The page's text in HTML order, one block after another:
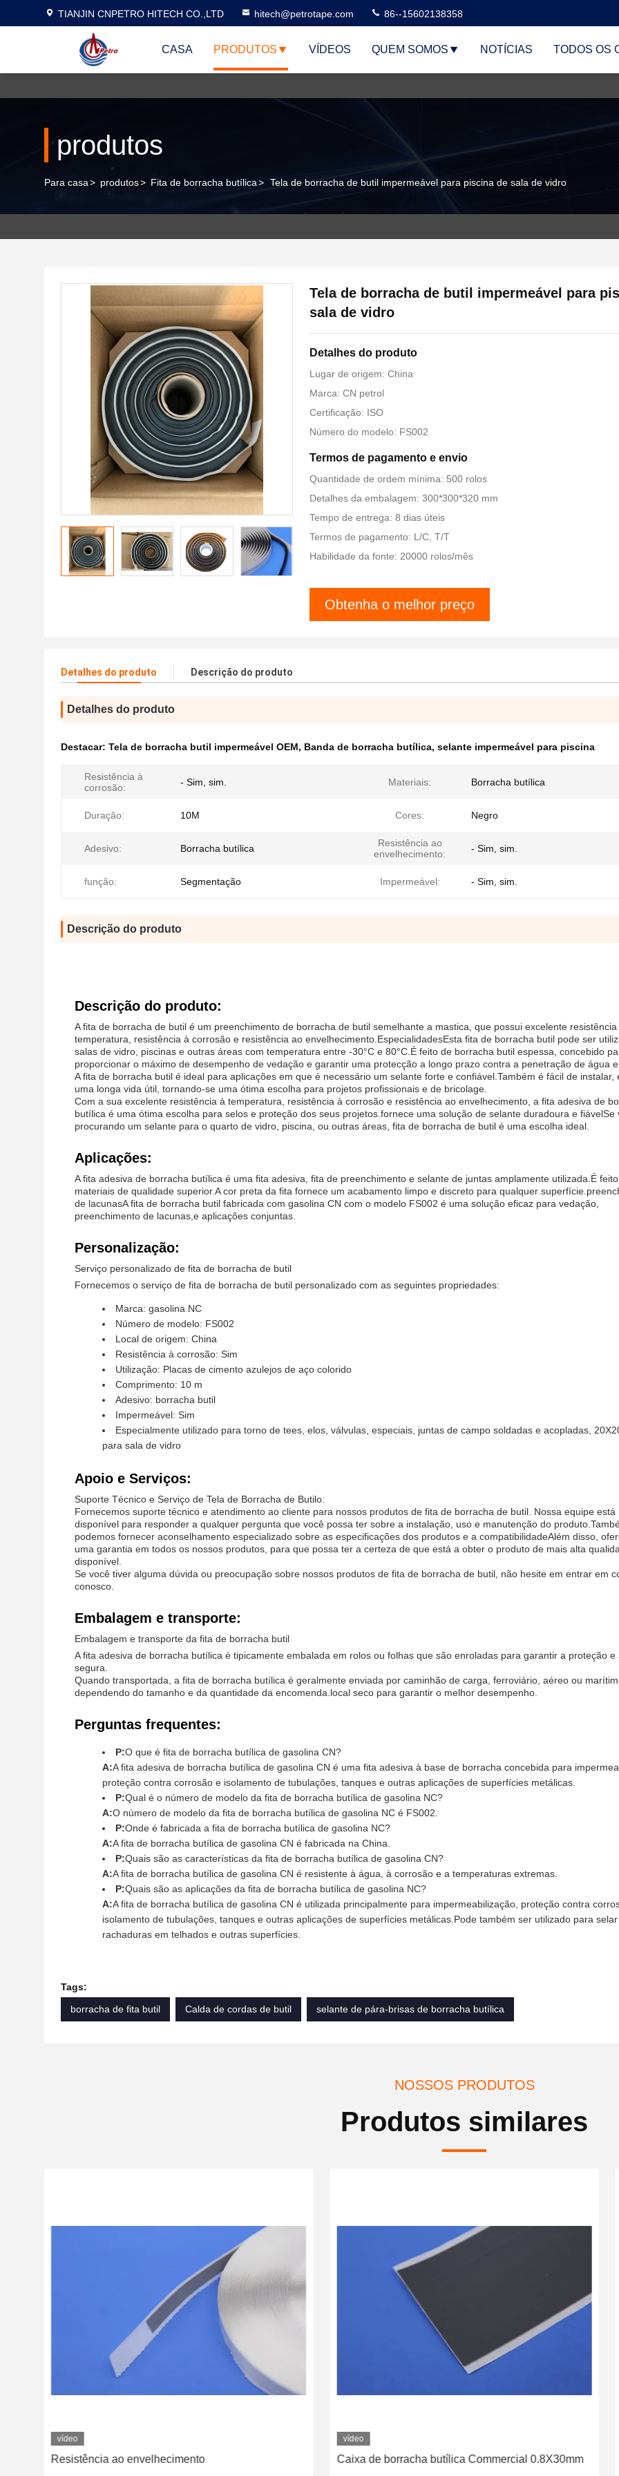
TIANJIN CNPETRO HITECH CO.,LTD hitech@petrotape.com 86--15602138358
CASA PRODUTOS VÍDEOS QUEM SOMOS NOTÍCIAS TODOS OS
produtos
Para casa> produtos> Fita de borracha butílica> Tela de borracha de butil impermeável para piscina de sala de vidro
Tela de borracha de butil impermeável para
sala de vidro
Detalhes do produto
Lugar de origem: China
Marca: CN petrol
Certificação: ISO
Número do modelo: FS002
Termos de pagamento e envio
Quantidade de ordem mínima: 500 rolos
Detalhes da embalagem: 300*300*320 mm
Tempo de entrega: 8 dias úteis
Termos de pagamento: L/C, T/T
Habilidade da fonte: 20000 rolos/mês
Obtenha o melhor preço
Detalhes do produto Descrição do produto
Detalhes do produto
Destacar: Tela de borracha butil impermeável OEM, Banda de borracha butílica, selante impermeável para piscina
Resistência à
corrosão:
- Sim, sim. Materiais: Borracha butílica
Duração: 10M Cores: Negro
Adesivo: Borracha butílica
Resistência ao
envelhecimento:
- Sim, sim.
função: Segmentação Impermeável: - Sim, sim.
Descrição do produto
Descrição do produto:
A fita de borracha de butil é um preenchimento de borracha de butil semelhante a mastica, que possui excelente resistência
temperatura, resistência à corrosão e resistência ao envelhecimento.EspecialidadesEsta fita de borracha butil pode ser
salas de vidro, piscinas e outras áreas com temperatura entre -30°C e 80°C.É feito de borracha butil espessa, concebido
proporcionar o máximo de desempenho de vedação e garantir uma protecção a longo prazo contra a penetração de água e
A fita de borracha butil é ideal para aplicações em que é necessário um selante forte e confiável.Também é fácil de instalar,
uma longa vida útil, tornando-se uma ótima escolha para projetos profissionais e de bricolage.
Com a sua excelente resistência à temperatura, resistência à corrosão e resistência ao envelhecimento, a fita adesiva de
butílica é uma ótima escolha para selos e proteção dos seus projetos.fornece uma solução de selante duradoura e fiávelSe
procurando um selante para o quarto de vidro, piscina, ou outras áreas, fita de borracha de butil é uma escolha ideal.
Aplicações:
A fita adesiva de borracha butílica é uma fita adesiva, fita de preenchimento e selante de juntas amplamente utilizada.É
materiais de qualidade superior.A cor preta da fita fornece um acabamento limpo e discreto para qualquer
de lacunasA fita de borracha butil fabricada com gasolina CN com o modelo FS002 é uma solução eficaz para vedação,
preenchimento de lacunas,e aplicações conjuntas.
Personalização:
Serviço personalizado de fita de borracha de butil
Fornecemos o serviço de fita de borracha de butil personalizado com as seguintes propriedades:
Marca: gasolina NC
Número de modelo: FS002
Local de origem: China
Resistência à corrosão: Sim
Utilização: Placas de cimento azulejos de aço colorido
Comprimento: 10 m
Adesivo: borracha butil
Impermeável: Sim
Especialmente utilizado para torno de tees, elos, válvulas, especiais, juntas de campo soldadas e acopladas,
para sala de vidro
Apoio e Serviços:
Suporte Técnico e Serviço de Tela de Borracha de Butilo:
Fornecemos suporte técnico e atendimento ao cliente para nossos produtos de fita de borracha de butil. Nossa equipe está
disponível para responder a qualquer pergunta que você possa ter sobre a instalação, uso e manutenção do
podemos fornecer aconselhamento especializado sobre as especificações dos produtos e a compatibilidadeAlém disso,
uma garantia em todos os nossos produtos, para que possa ter a certeza de que está a obter o produto de mais alta
disponível.
Se você tiver alguma dúvida ou preocupação sobre nossos produtos de fita de borracha de butil, não hesite em entrar em
conosco.
Embalagem e transporte:
Embalagem e transporte da fita de borracha butil
A fita adesiva de borracha butílica é tipicamente embalada em rolos ou folhas que são enroladas para garantir a proteção e
segura.
Quando transportada, a fita de borracha butílica é geralmente enviada por caminhão de carga, ferroviário, aéreo ou
dependendo do tamanho e da quantidade da encomenda.local seco para garantir o melhor desempenho.
Perguntas frequentes:
P:O que é fita de borracha butílica de gasolina CN?
A:A fita adesiva de borracha butílica de gasolina CN é uma fita adesiva à base de borracha concebida para
proteção contra corrosão e isolamento de tubulações, tanques e outras aplicações de superfícies metálicas.
P:Qual é o número de modelo da fita de borracha butílica de gasolina NC?
A:O número de modelo da fita de borracha butílica de gasolina NC é FS002.
P:Onde é fabricada a fita de borracha butílica de gasolina NC?
A:A fita de borracha butílica de gasolina CN é fabricada na China.
P:Quais são as características da fita de borracha butílica de gasolina CN?
A:A fita de borracha butílica de gasolina CN é resistente à água, à corrosão e a temperaturas extremas.
P:Quais são as aplicações da fita de borracha butílica de gasolina NC?
A:A fita de borracha butílica de gasolina CN é utilizada principalmente para impermeabilização, proteção contra
isolamento de tubulações, tanques e outras aplicações de superfícies metálicas.Pode também ser utilizado para
rachaduras em telhados e outras superfícies.
Tags:
borracha de fita butil
Calda de cordas de butil selante de pára-brisas de borracha butílica
NOSSOS PRODUTOS
Produtos similares
vídeo
Resistência ao envelhecimento
vídeo
Caixa de borracha butílica Commercial 0.8X30mm